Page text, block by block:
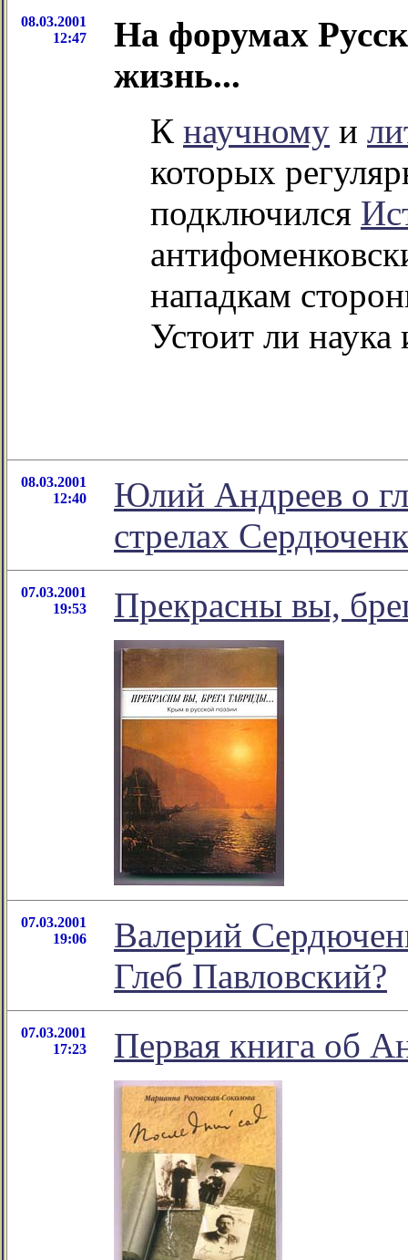
08.03.2001
12:47
На форумах
жизнь...
К научному и
которых
подключился
нападкам
Устоит ли
08.03.2001
12:40
Юлий Андреев о
стрелах
07.03.2001
19:53
Прекрасны вы,
07.03.2001
19:06
Валерий
Глеб Павловский?
07.03.2001
17:23
Первая книга об